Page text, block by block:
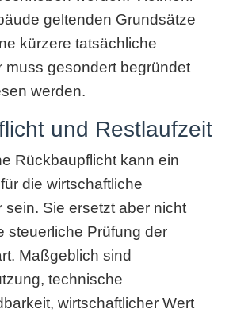
geltenden Grundsätze
kürzere tatsächliche
muss gesondert begründet
werden.
und Restlaufzeit
Rückbaupflicht kann ein
die wirtschaftliche
sein. Sie ersetzt aber nicht
steuerliche Prüfung der
Maßgeblich sind
technische
wirtschaftlicher Wert